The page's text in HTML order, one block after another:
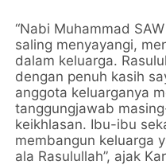
“Nabi Muhammad
saling menyayangi,
dalam keluarga.
dengan penuh kasih
anggota keluarganya
tanggungjawab
keikhlasan. Ibu-ibu
membangun keluarga
ala Rasulullah”, ajak